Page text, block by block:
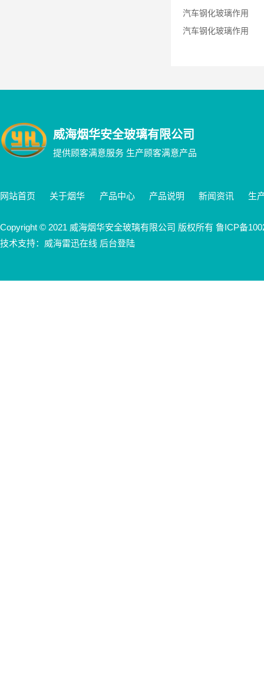
汽车钢化玻璃作用
汽车钢化玻璃作用
威海烟华安全玻璃有限公司
提供顾客满意服务 生产顾客满意产品
网站首页 关于烟华 产品中心 产品说明 新闻资讯 生
Copyright © 2021 威海烟华安全玻璃有限公司 版权所有 鲁ICP备
技术支持：威海雷迅在线 后台登陆